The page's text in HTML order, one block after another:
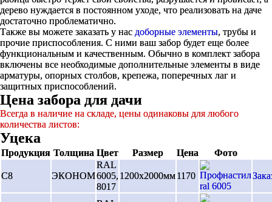
дерево нуждается в постоянном уходе, что реализовать на даче
достаточно проблематично.
Также вы можете заказать у нас доборные элементы, трубы и
прочие приспособления. С ними ваш забор будет еще более
функциональным и качественным. Обычно в комплект забора
включены все необходимые дополнительные элементы в виде
арматуры, опорных столбов, крепежа, поперечных лаг и
защитных приспособлений.
Цена забора для дачи
Всегда в наличие на складе, цены одинаковы для любого
количества листов:
Уцека
Продукция Толщина Цвет Размер Цена Фото
С8 ЭКОНОМ
RAL
6005,
8017
1200х2000мм1170